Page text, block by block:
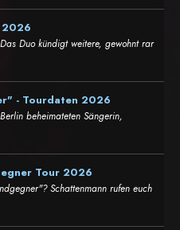
2026
Duo kündigt weitere, gewohnt rar
- Tourdaten 2026
beheimateten Sängerin,
Tour 2026
Schattenmann rufen euch